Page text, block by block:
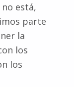
está,
parte
la
los
los